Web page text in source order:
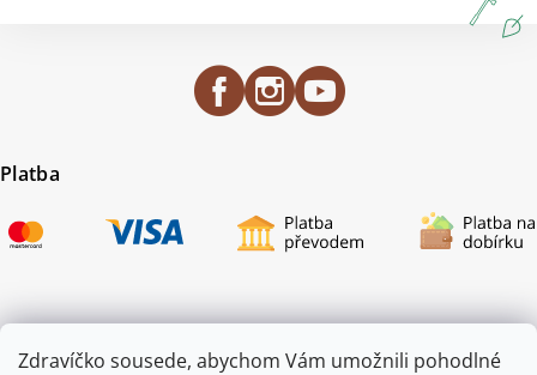
Zdravíčko sousede, abychom Vám umožnili pohodlné
Platba
Certifikace